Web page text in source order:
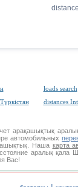
loads search
distances
арақашықтық
автомобильных
Наша карта
аралық қала
Вас!